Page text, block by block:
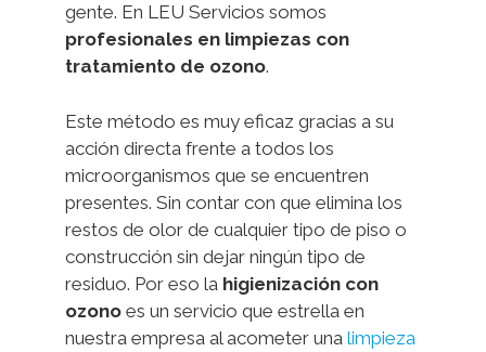
gente. En LEU Servicios somos
profesionales en limpiezas con
tratamiento de ozono.
Este método es muy eficaz gracias a su
acción directa frente a todos los
microorganismos que se encuentren
presentes. Sin contar con que elimina los
restos de olor de cualquier tipo de piso o
construcción sin dejar ningún tipo de
residuo. Por eso la higienización con
ozono es un servicio que estrella en
nuestra empresa al acometer una limpieza